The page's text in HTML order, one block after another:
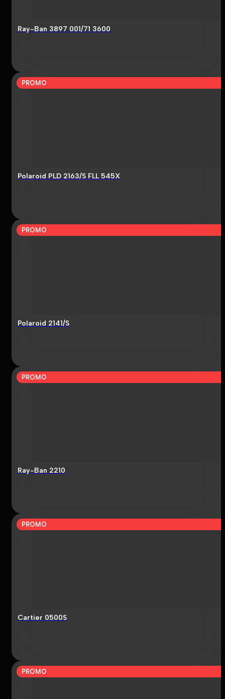
Ray-Ban 3897 001/71 3600
PROMO
Polaroid PLD 2163/S FLL 545X
PROMO
Polaroid 2141/S
PROMO
Ray-Ban 2210
PROMO
Cartier 0500S
PROMO